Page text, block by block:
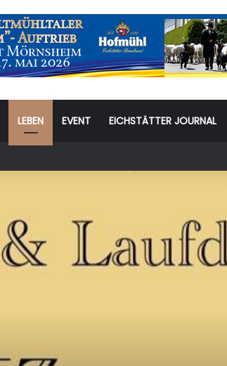
LEBEN EVENT EICHSTÄTTER JOURNAL
– für ganze Familie